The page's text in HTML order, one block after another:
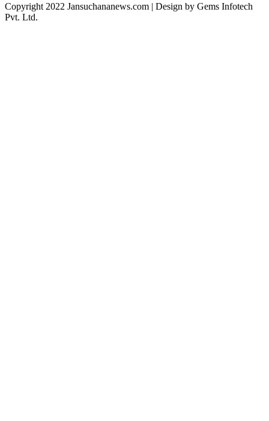
Copyright 2022 Jansuchananews.com | Design by Gems Infotech
Pvt. Ltd.